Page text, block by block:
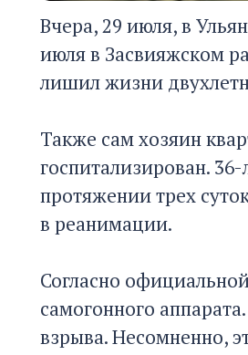
Вчера, 29 июля, в
июля в Засвияжском
лишил жизни
Также сам хозяин
госпитализирован.
протяжении трех
в реанимации.
Согласно
самогонного
взрыва. Несомненно,